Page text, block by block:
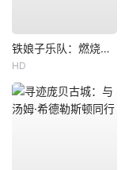
铁娘子乐队：燃烧雄心
HD